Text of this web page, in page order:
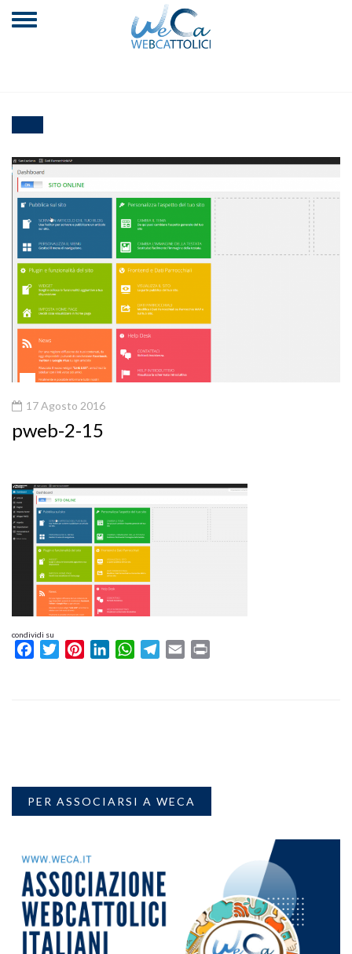
17 Agosto 2016
pweb-2-15
condividi su
FacebookTwitterPinterestLinkedInWhatsAppTelegram
Email
PER ASSOCIARSI A WECA